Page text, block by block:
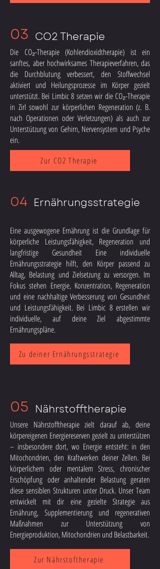
03 CO2 Therapie
Die CO₂-Therapie (Kohlendioxidtherapie) ist ein
sanftes, aber hochwirksames Therapieverfahren, das
die Durchblutung verbessert, den Stoffwechsel
aktiviert und Heilungsprozesse im Körper gezielt
unterstützt. Bei Limbic 8 setzen wir die CO₂-Therapie
in Zirl sowohl zur körperlichen Regeneration (z. B.
nach Operationen oder Verletzungen) als auch zur
Unterstützung von Gehirn, Nervensystem und Psyche
ein.
Zur CO2 Therapie
04 Ernährungsstrategie
Eine ausgewogene Ernährung ist die Grundlage für
körperliche Leistungsfähigkeit, Regeneration und
langfristige Gesundheit Eine individuelle
Ernährungsstrategie hilft, den Körper passend zu
Alltag, Belastung und Zielsetzung zu versorgen. Im
Fokus stehen Energie, Konzentration, Regeneration
und eine nachhaltige Verbesserung von Gesundheit
und Leistungsfähigkeit. Bei Limbic 8 erstellen wir
individuelle, auf deine Ziel abgestimmte
Ernährungspläne.
Zu deiner Ernährungsstrategie
05 Nährstofftherapie
Unsere Nährstofftherapie zielt darauf ab, deine
körpereigenen Energiereserven gezielt zu unterstützen
– insbesondere dort, wo Energie entsteht: in den
Mitochondrien, den Kraftwerken deiner Zellen. Bei
körperlichem oder mentalem Stress, chronischer
Erschöpfung oder anhaltender Belastung geraten
diese sensiblen Strukturen unter Druck. Unser Team
entwickelt mit dir eine gezielte Strategie aus
Ernährung, Supplementierung und regenerativen
Maßnahmen zur Unterstützung von
Energieproduktion, Mitochondrien und Belastbarkeit.
Zur Nährstoftherapie